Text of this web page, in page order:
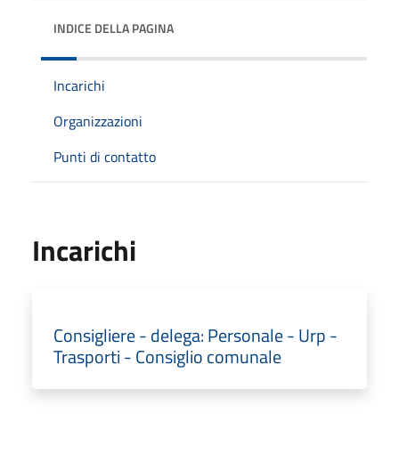
INDICE DELLA PAGINA
Incarichi
Organizzazioni
Punti di contatto
Incarichi
Consigliere - delega: Personale - Urp -
Trasporti - Consiglio comunale